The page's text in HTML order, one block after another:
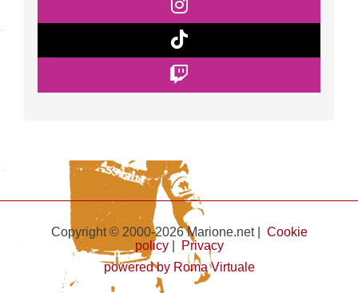
Copyright © 2000-2026 Marione.net | Cookie
policy|
Privacy
powered by Roma Virtuale